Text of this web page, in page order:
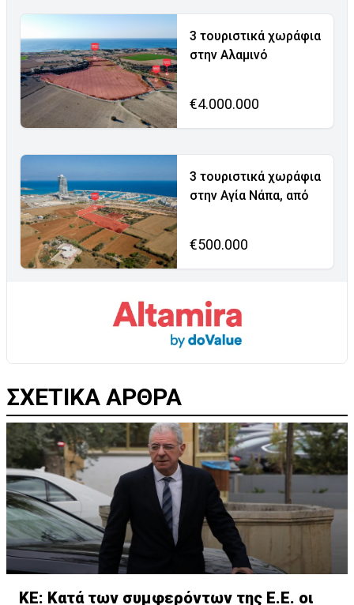
3 τουριστικά χωράφια
στην Αλαμινό
€4.000.000
3 τουριστικά χωράφια
στην Αγία Νάπα, από
€500.000
ΣΧΕΤΙΚΑ ΑΡΘΡΑ
ΚΕ: Κατά των συμφερόντων της Ε.Ε. οι